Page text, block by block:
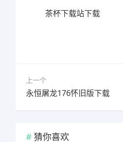
茶杯下载站下载
上一个
永恒屠龙176怀旧版下载
猜你喜欢